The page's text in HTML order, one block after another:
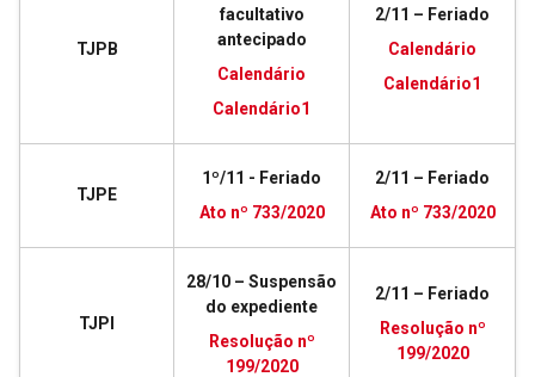
TJPB
facultativo
antecipado
Calendário
Calendário1
2/11 – Feriado
Calendário
Calendário1
TJPE
1º/11 - Feriado
Ato nº 733/2020
2/11 – Feriado
Ato nº 733/2020
TJPI
28/10 – Suspensão
do expediente
Resolução nº
199/2020
2/11 – Feriado
Resolução nº
199/2020